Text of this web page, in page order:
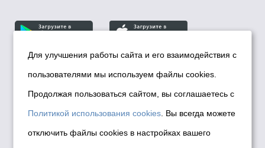
© Департамент информационной политики мэрии
города Новосибирска, 2026
Политика использования Cookies
Политика по обработке персональных
данных в информационных системах
Для улучшения работы сайта и его взаимодействия с
пользователями мы используем файлы cookies.
Продолжая пользоваться сайтом, вы соглашаетесь с
Политикой использования cookies . Вы всегда можете
отключить файлы cookies в настройках вашего